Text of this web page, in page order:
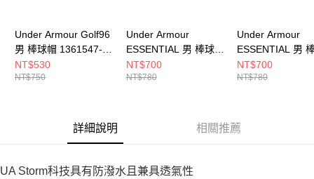
Under Armour Golf96
男 棒球帽 1361547-
001
NT$530
NT$750
Under Armour
ESSENTIAL 男 棒球帽
1369783-100
NT$700
NT$780
Under Armour
ESSENTIAL 男
6012666-709
NT$700
NT$780
詳細說明 相關推薦
UA Storm科技具有防潑水且兼具透氣性